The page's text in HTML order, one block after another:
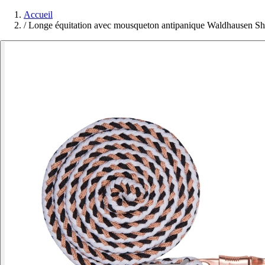
Accueil
/ Longe équitation avec mousqueton antipanique Waldhausen